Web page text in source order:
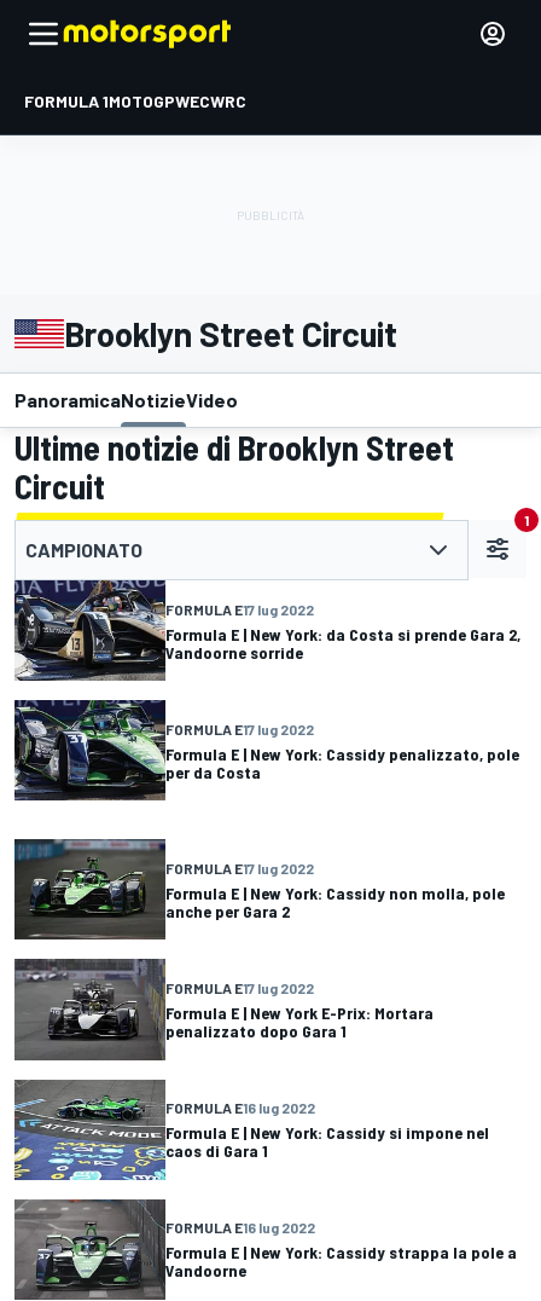
FORMULA 1MOTOGPWECWRC
Brooklyn Street Circuit
PanoramicaNotizieVideo
Ultime notizie di Brooklyn Street
Circuit
CAMPIONATO
1
FORMULA E17 lug 2022
Formula E | New York: da Costa si prende Gara 2,
Vandoorne sorride
FORMULA E17 lug 2022
Formula E | New York: Cassidy penalizzato, pole
per da Costa
FORMULA E17 lug 2022
Formula E | New York: Cassidy non molla, pole
anche per Gara 2
FORMULA E17 lug 2022
Formula E | New York E-Prix: Mortara
penalizzato dopo Gara 1
FORMULA E16 lug 2022
Formula E | New York: Cassidy si impone nel
caos di Gara 1
FORMULA E16 lug 2022
Formula E | New York: Cassidy strappa la pole a
Vandoorne